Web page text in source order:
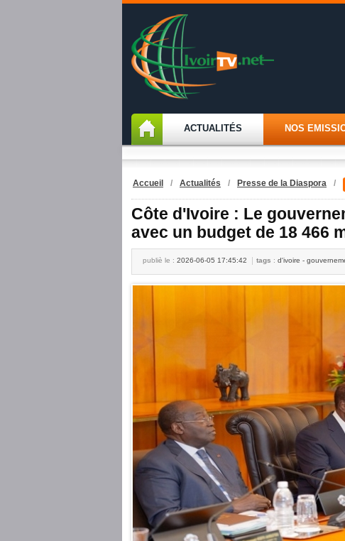
ACTUALITÉS NOS
Accueil / Actualités / Presse de la Diaspora /
Côte d'Ivoire : Le
avec un budget de 18 466
publiè le : 2026-06-05 17:45:42 tags : d'ivoire -